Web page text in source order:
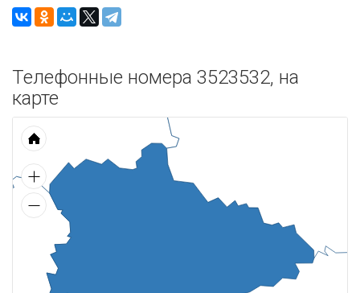
Телефонные номера 3523532, на
карте